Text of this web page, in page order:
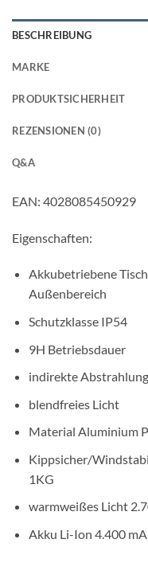
BESCHREIBUNG
MARKE
PRODUKTSICHERHEIT
REZENSIONEN (0)
Q&A
EAN: 4028085450929
Eigenschaften:
Akkubetriebene
Außenbereich
Schutzklasse IP54
9H Betriebsdauer
indirekte
blendfreies Licht
Material Aluminium
Kippsicher/
1KG
warmweißes Licht
Akku Li-Ion 4.400